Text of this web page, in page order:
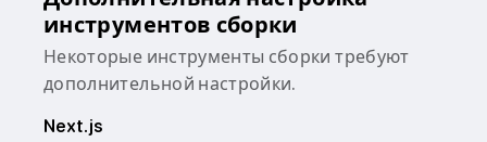
инструментов сборки
Некоторые инструменты сборки требуют
дополнительной настройки.
Next.js